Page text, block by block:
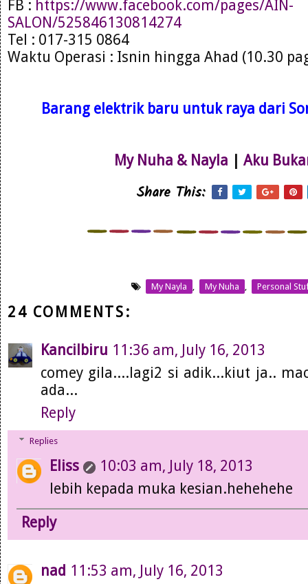
FB : https://www.facebook.com/pages/AIN-
SALON/525846130814274
Tel : 017-315 0864
Waktu Operasi : Isnin hingga Ahad (10.30
Barang elektrik baru untuk raya dari
My Nuha & Nayla | Aku
Share This:
My Nayla My Nuha Personal
24 COMMENTS:
Kancilbiru 11:36 am, July 16, 2013
comey gila....lagi2 si adik...kiut ja..
ada...
Reply
Replies
Eliss
10:03 am, July 18, 2013
lebih kepada muka kesian.hehehehe
Reply
nad 11:53 am, July 16, 2013